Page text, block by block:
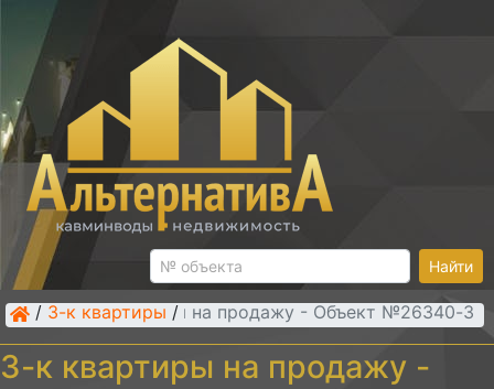
Найти
/ 3-к квартиры / 3-к квартиры на продажу - Объект №26340
3-к квартиры на продажу -